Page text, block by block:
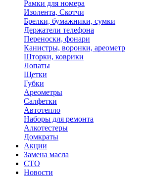
Рамки для номера
Изолента, Скотчи
Брелки, бумажники, сумки
Держатели телефона
Переноски, фонари
Канистры, воронки, ареометр
Шторки, коврики
Лопаты
Щетки
Губки
Ареометры
Салфетки
Автотепло
Наборы для ремонта
Алкотестеры
Домкраты
Акции
Замена масла
СТО
Новости